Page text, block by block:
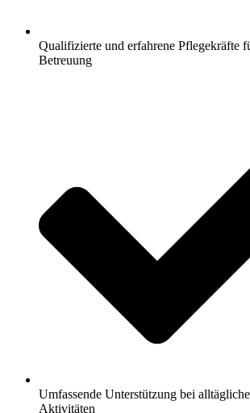
Qualifizierte und erfahrene Pflegekräfte
Betreuung
Umfassende Unterstützung bei
Aktivitäten